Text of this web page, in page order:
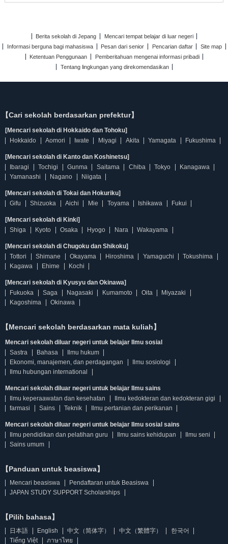
Berita sekolah di Jepang
Mencari tempat belajar di luar negeri
Informasi berguna bagi mahasiswa
Pesan dari senior Pencarian daftar
Site map
Ketentuan Penggunaan
Pemberitahuan mengenai informasi pribadi
Tentang lingkungan yang direkomendasikan
【Cari sekolah berdasarkan prefektur】
[Mencari sekolah di Hokkaido dan Tohoku]
Hokkaido
Aomori Iwate Miyagi Akita Yamagata Fukushima
[Mencari sekolah di Kanto dan Koshinetsu]
Ibaragi
Tochigi Gunma Saitama Chiba Tokyo
Kanagawa
Yamanashi
Nagano Niigata
[Mencari sekolah di Tokai dan Hokuriku]
Gifu
Shizuoka Aichi Mie Toyama Ishikawa Fukui
[Mencari sekolah di Kinki]
Shiga
Kyoto Osaka Hyogo Nara Wakayama
[Mencari sekolah di Chugoku dan Shikoku]
Tottori
Shimane Okayama Hiroshima Yamaguchi
Tokushima
Kagawa
Ehime Kochi
[Mencari sekolah di Kyusyu dan Okinawa]
Fukuoka
Saga Nagasaki Kumamoto Oita
Miyazaki
Kagoshima
Okinawa
【Mencari sekolah berdasarkan mata kuliah】
Mencari sekolah diluar negeri untuk belajar Ilmu sosial
Sastra
Bahasa
Ilmu hukum
Ekonomi, manajemen, dan perdagangan
Ilmu sosiologi
Ilmu hubungan international
Mencari sekolah diluar negeri untuk belajar Ilmu sains
Ilmu keperaawatan dan kesehatan
Ilmu kedokteran dan kedokteran gigi
farmasi
Sains Teknik Ilmu pertanian dan perikanan
Mencari sekolah diluar negeri untuk belajar Ilmu sosial sains
Ilmu pendidikan dan pelatihan guru
Ilmu sains kehidupan
Ilmu seni
Sains umum
【Panduan untuk beasiswa】
Mencari beasiswa
Pendaftaran untuk Beasiswa
JAPAN STUDY SUPPORT Scholarships
【Pilih bahasa】
日本語 English 中文（简体字） 中文（繁體字）
한국어
Tiếng Việt
ภาษาไทย